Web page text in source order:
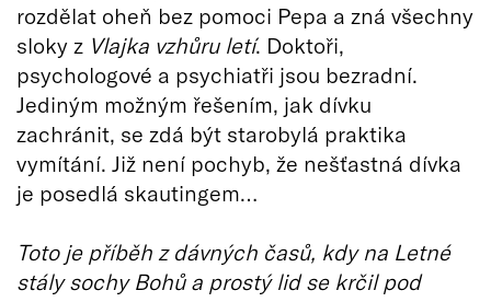
rozdělat oheň bez pomoci Pepa a zná všechny
sloky z Vlajka vzhůru letí. Doktoři,
psychologové a psychiatři jsou bezradní.
Jediným možným řešením, jak dívku
zachránit, se zdá být starobylá praktika
vymítání. Již není pochyb, že nešťastná dívka
je posedlá skautingem…
Toto je příběh z dávných časů, kdy na Letné
stály sochy Bohů a prostý lid se krčil pod